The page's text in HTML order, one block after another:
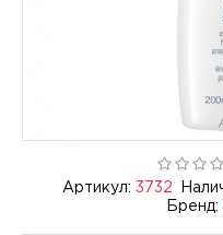
Артикул: 3732
Бренд: